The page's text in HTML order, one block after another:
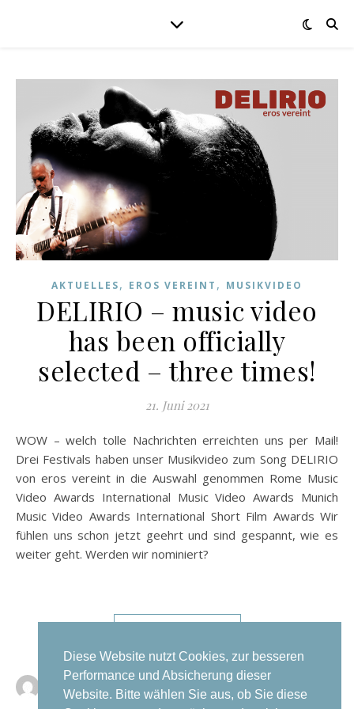
AKTUELLES, EROS VEREINT , MUSIKVIDEO
DELIRIO – music video
has been officially
selected – three times!
21. Juni 2021
WOW – welch tolle Nachrichten erreichten uns per Mail!
Drei Festivals haben unser Musikvideo zum Song DELIRIO
von eros vereint in die Auswahl genommen Rome Music
Video Awards International Music Video Awards Munich
Music Video Awards International Short Film Awards Wir
fühlen uns schon jetzt geehrt und sind gespannt, wie es
weiter geht. Werden wir nominiert?
Kristina Spitzley 0 Kommentare
Diese Website nutzt Cookies, zur besseren
Performance und Absicherung dieser
Website. Bitte wählen Sie aus, ob Sie diese